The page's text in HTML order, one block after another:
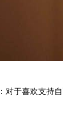
对于喜欢支持